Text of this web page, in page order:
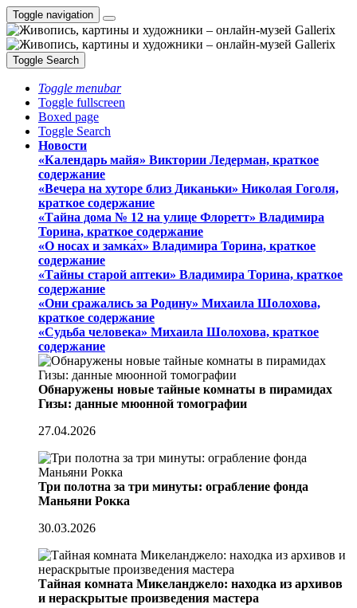
Toggle navigation
Toggle Search
Toggle menubar
Toggle fullscreen
Boxed page
Toggle Search
Новости
«Календарь майя» Виктории Ледерман, краткое
содержание
«Вечера на хуторе близ Диканьки» Николая Гоголя,
краткое содержание
«Тайна дома № 12 на улице Флоретт» Владимира
Торина, краткое содержание
«О носах и замка́х» Владимира Торина, краткое
содержание
«Тайны старой аптеки» Владимира Торина, краткое
содержание
«Они сражались за Родину» Михаила Шолохова,
краткое содержание
«Судьба человека» Михаила Шолохова, краткое
содержание
Обнаружены новые тайные комнаты в пирамидах
Гизы: данные мюонной томографии
27.04.2026
Три полотна за три минуты: ограбление фонда
Маньяни Рокка
30.03.2026
Тайная комната Микеланджело: находка из архивов
и нераскрытые произведения мастера